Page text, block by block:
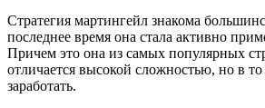
Стратегия мартингейл знакома
последнее время она стала активно
Причем это она из самых популярных
отличается высокой сложностью, но в
заработать.